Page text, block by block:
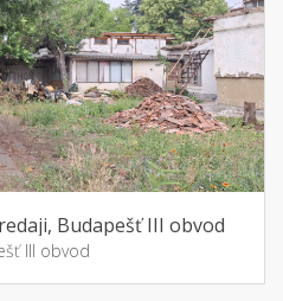
Budapešť III obvod
III obvod